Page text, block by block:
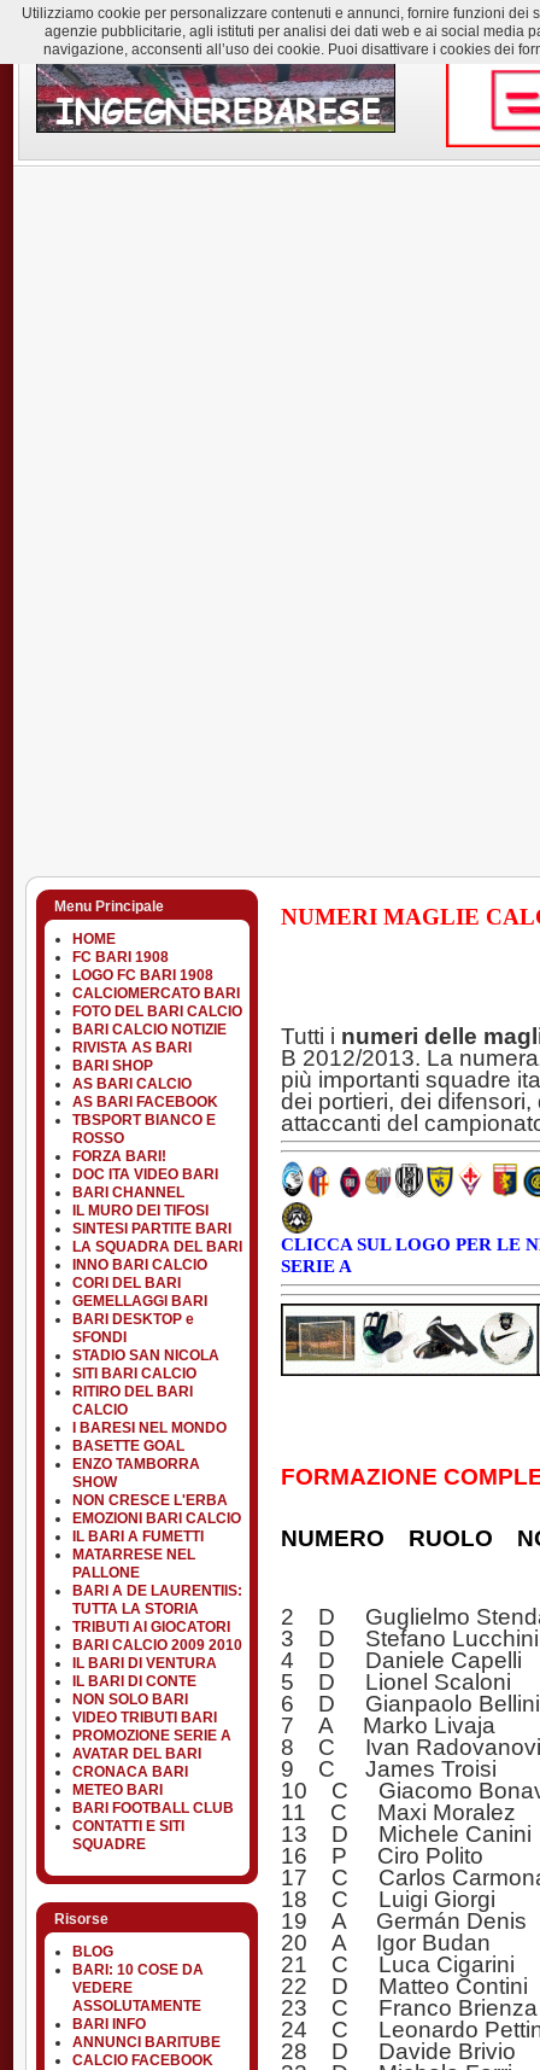
Menu Principale
HOME
FC BARI 1908
LOGO FC BARI 1908
CALCIOMERCATO BARI
FOTO DEL BARI CALCIO
BARI CALCIO NOTIZIE
RIVISTA AS BARI
BARI SHOP
AS BARI CALCIO
AS BARI FACEBOOK
TBSPORT BIANCO E
ROSSO
FORZA BARI!
DOC ITA VIDEO BARI
BARI CHANNEL
IL MURO DEI TIFOSI
SINTESI PARTITE BARI
LA SQUADRA DEL BARI
INNO BARI CALCIO
CORI DEL BARI
GEMELLAGGI BARI
BARI DESKTOP e
SFONDI
STADIO SAN NICOLA
SITI BARI CALCIO
RITIRO DEL BARI
CALCIO
I BARESI NEL MONDO
BASETTE GOAL
ENZO TAMBORRA
SHOW
NON CRESCE L'ERBA
EMOZIONI BARI CALCIO
IL BARI A FUMETTI
MATARRESE NEL
PALLONE
BARI A DE LAURENTIIS:
TUTTA LA STORIA
TRIBUTI AI GIOCATORI
BARI CALCIO 2009 2010
IL BARI DI VENTURA
IL BARI DI CONTE
NON SOLO BARI
VIDEO TRIBUTI BARI
PROMOZIONE SERIE A
AVATAR DEL BARI
CRONACA BARI
METEO BARI
BARI FOOTBALL CLUB
CONTATTI E SITI
SQUADRE
Risorse
BLOG
BARI: 10 COSE DA
VEDERE
ASSOLUTAMENTE
BARI INFO
ANNUNCI BARITUBE
CALCIO FACEBOOK
NUMERI MAGLIE
Tutti i numeri delle
B 2012/2013. La
più importanti squadre
dei portieri, dei
attaccanti del
CLICCA SUL LOGO PER LE
SERIE A
FORMAZIONE
NUMERO RUOLO
2 D Guglielmo
3 D Stefano Lucchini
4 D Daniele Capelli
5 D Lionel Scaloni
6 D Gianpaolo Bellini
7 A Marko Livaja
8 C Ivan
9 C James Troisi
10 C Giacomo
11 C Maxi Moralez
13 D Michele Canini
16 P Ciro Polito
17 C Carlos
18 C Luigi Giorgi
19 A Germán Denis
20 A Igor Budan
21 C Luca Cigarini
22 D Matteo Contini
23 C Franco Brienza
24 C Leonardo
28 D Davide Brivio
Utilizziamo cookie per personalizzare contenuti e annunci, fornire funzioni
agenzie pubblicitarie, agli istituti per analisi dei dati web e ai social media
navigazione, acconsenti all’uso dei cookie. Puoi disattivare i cookies dei